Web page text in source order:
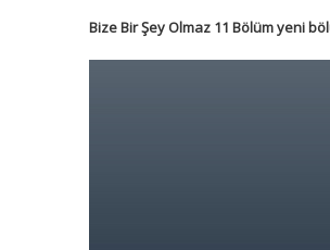
Bize Bir Şey Olmaz 11 Bölüm yeni